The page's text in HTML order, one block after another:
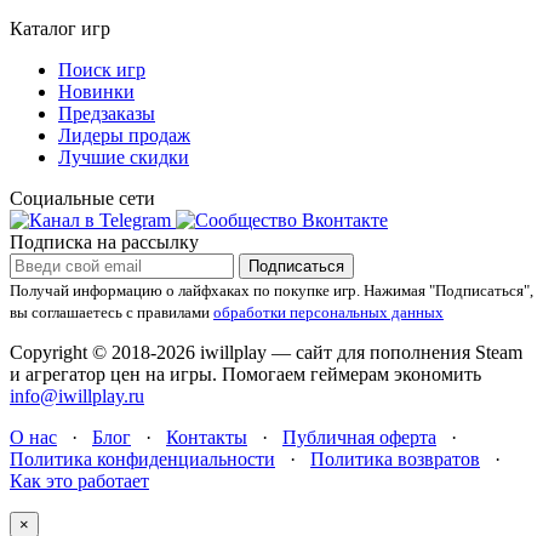
Каталог игр
Поиск игр
Новинки
Предзаказы
Лидеры продаж
Лучшие скидки
Социальные сети
Подписка на рассылку
Подписаться
Получай информацию о лайфхаках по покупке игр. Нажимая "Подписаться",
вы соглашаетесь с правилами обработки персональных данных
Copyright © 2018-2026 iwillplay — сайт для пополнения Steam
и агрегатор цен на игры. Помогаем геймерам экономить
info@iwillplay.ru
О нас · Блог · Контакты · Публичная оферта ·
Политика конфиденциальности · Политика возвратов ·
Как это работает
×